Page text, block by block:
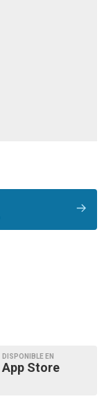
DISPONIBLE EN
App Store